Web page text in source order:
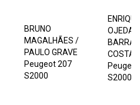
BRUNO
MAGALHÃES /
PAULO GRAVE
Peugeot 207
S2000
OJEDA
COSTA
S2000